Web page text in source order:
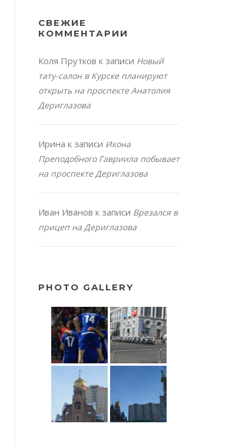
СВЕЖИЕ
КОММЕНТАРИИ
Коля Прутков к записи Новый
тату-салон в Курске планируют
открыть на проспекте Анатолия
Дериглазова
Ирина к записи Икона
Преподобного Гавриила побывает
на проспекте Дериглазова
Иван Иванов к записи Врезался в
прицеп на Дериглазова
PHOTO GALLERY